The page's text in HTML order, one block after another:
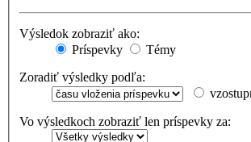
Výsledok zobraziť ako:
Príspevky
Témy
Zoradiť výsledky podľa:
Vo výsledkoch zobraziť len príspevky za: